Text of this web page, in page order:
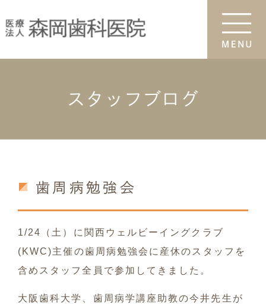
スタッフブログ
歯周病勉強会
1/24（土）に関西ウェルビーイングクラブ
(KWC)主催の歯周病勉強会に産休のスタッフを
含めスタッフ全員で参加してきました。
大阪歯科大学、 歯周病学講座助教の今井先生が